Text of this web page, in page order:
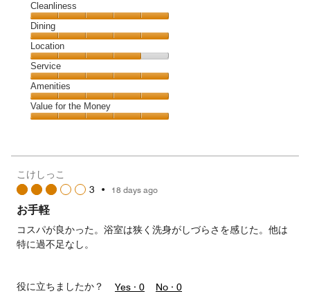
Cleanliness
Cleanliness,
5
out
of
5
Dining
Dining,
5
out
of
5
Location
Location,
4
out
of
5
Service
Service,
5
out
Amenities
Amenities,
5
5
Value for the Money
5
out
of
5
こけしっこ
3 • 18 days ago
お手軽
コスパが良かった。浴室は狭く洗身がしづらさを感じた。他は
特に過不足なし。
役に立ちましたか？ Yes · 0 No · 0